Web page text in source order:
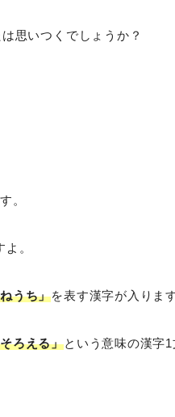
思いつくでしょうか？
。
。
うち」を表す漢字が入ります
ろえる」という意味の漢字1